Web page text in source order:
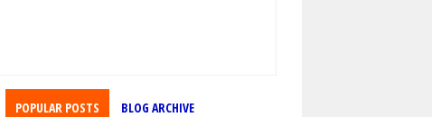
POPULAR POSTS BLOG ARCHIVE